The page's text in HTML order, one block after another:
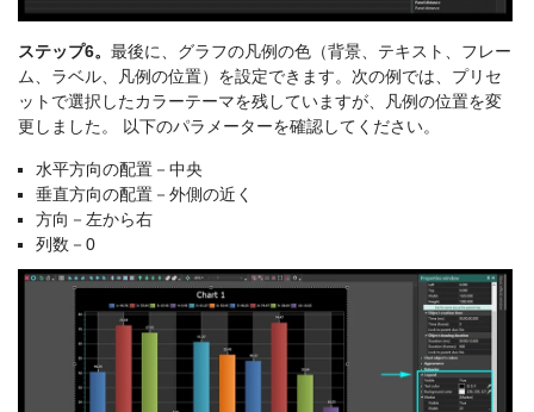
ステップ6。 最後に、グラフの凡例の色（背景、テキスト、フレー
ム、ラベル、凡例の位置）を設定できます。次の例では、プリセ
ットで選択したカラーテーマを残していますが、凡例の位置を変
更しました。 以下のパラメーターを確認してください。
水平方向の配置－中央
垂直方向の配置－外側の近く
方向－左から右
列数－0